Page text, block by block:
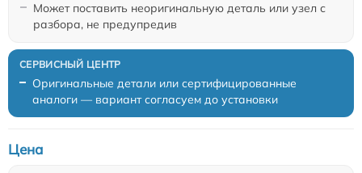
Может поставить неоригинальную деталь или узел с
разбора, не предупредив
Оригинальные детали или сертифицированные
аналоги — вариант согласуем до установки
Цена